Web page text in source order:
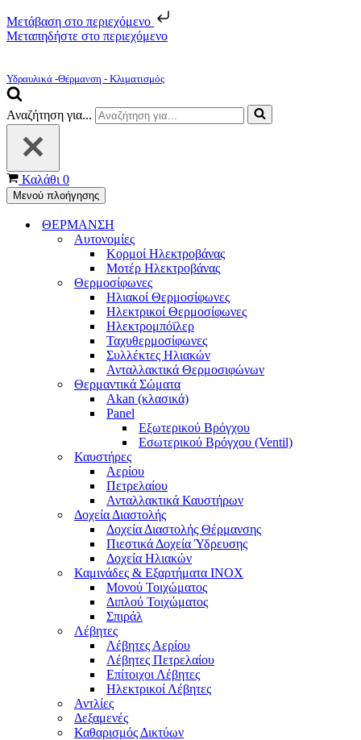
Μετάβαση στο περιεχόμενο
Μεταπηδήστε στο περιεχόμενο
Υδραυλικά -Θέρμανση - Κλιματισμός
Αναζήτηση για...
Καλάθι 0
Μενού πλοήγησης
ΘΕΡΜΑΝΣΗ
Αυτονομίες
Κορμοί Ηλεκτροβάνας
Μοτέρ Ηλεκτροβάνας
Θερμοσίφωνες
Ηλιακοί Θερμοσίφωνες
Ηλεκτρικοί Θερμοσίφωνες
Ηλεκτρομπόϊλερ
Ταχυθερμοσίφωνες
Συλλέκτες Ηλιακών
Ανταλλακτικά Θερμοσιφώνων
Θερμαντικά Σώματα
Akan (κλασικά)
Panel
Εξωτερικού Βρόγχου
Εσωτερικού Βρόγχου (Ventil)
Καυστήρες
Αερίου
Πετρελαίου
Ανταλλακτικά Καυστήρων
Δοχεία Διαστολής
Δοχεία Διαστολής Θέρμανσης
Πιεστικά Δοχεία Ύδρευσης
Δοχεία Ηλιακών
Καμινάδες & Εξαρτήματα ΙΝΟΧ
Μονού Τοιχώματος
Διπλού Τοιχώματος
Σπιράλ
Λέβητες
Λέβητες Αερίου
Λέβητες Πετρελαίου
Επίτοιχοι Λέβητες
Ηλεκτρικοί Λέβητες
Αντλίες
Δεξαμενές
Καθαρισμός Δικτύων